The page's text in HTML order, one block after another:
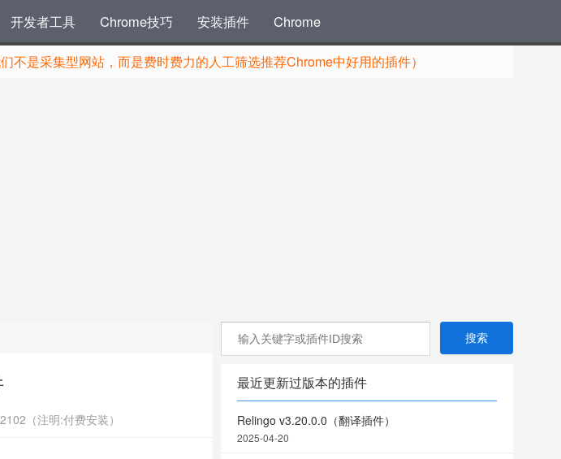
开发者工具 Chrome技巧 安装插件 Chrome
们不是采集型网站，而是费时费力的人工筛选推荐Chrome中好用的插件）
（注明:付费安装）
最近更新过版本的插件
Relingo v3.20.0.0（翻译插件）
2025-04-20